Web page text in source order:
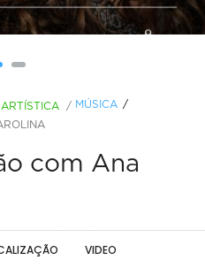
/ MÚSICA
com Ana
VIDEO